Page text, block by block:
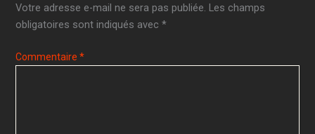
Votre adresse e-mail ne sera pas publiée. Les champs
obligatoires sont indiqués avec*
Commentaire*